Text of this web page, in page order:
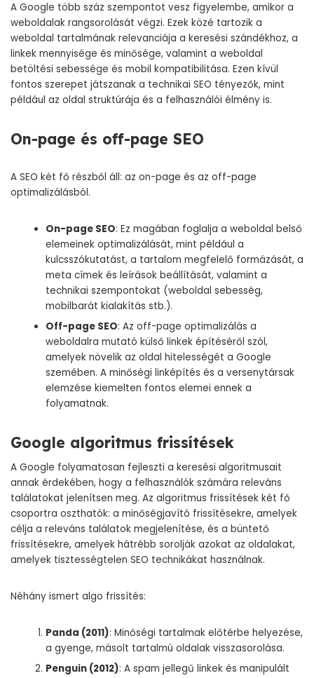
A Google több száz szempontot vesz figyelembe, amikor a
weboldalak rangsorolását végzi. Ezek közé tartozik a
weboldal tartalmának relevanciája a keresési szándékhoz, a
linkek mennyisége és minősége, valamint a weboldal
betöltési sebessége és mobil kompatibilitása. Ezen kívül
fontos szerepet játszanak a technikai SEO tényezők, mint
például az oldal struktúrája és a felhasználói élmény is.
On-page és off-page SEO
A SEO két fő részből áll: az on-page és az off-page
optimalizálásból.
On-page SEO: Ez magában foglalja a weboldal belső
elemeinek optimalizálását, mint például a
kulcsszókutatást, a tartalom megfelelő formázását, a
meta címek és leírások beállítását, valamint a
technikai szempontokat (weboldal sebesség,
mobilbarát kialakítás stb.).
Off-page SEO: Az off-page optimalizálás a
weboldalra mutató külső linkek építéséről szól,
amelyek növelik az oldal hitelességét a Google
szemében. A minőségi linképítés és a versenytársak
elemzése kiemelten fontos elemei ennek a
folyamatnak.
Google algoritmus frissítések
A Google folyamatosan fejleszti a keresési algoritmusait
annak érdekében, hogy a felhasználók számára releváns
találatokat jelenítsen meg. Az algoritmus frissítések két fő
csoportra oszthatók: a minőségjavító frissítésekre, amelyek
célja a releváns találatok megjelenítése, és a büntető
frissítésekre, amelyek hátrébb sorolják azokat az oldalakat,
amelyek tisztességtelen SEO technikákat használnak.
Néhány ismert algo frissítés:
Panda (2011): Minőségi tartalmak előtérbe helyezése,
a gyenge, másolt tartalmú oldalak visszasorolása.
Penguin (2012): A spam jellegű linkek és manipulált